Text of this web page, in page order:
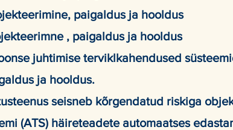
paigaldus ja hooldus
, paigaldus ja hooldus
juhtimise terviklkahendused
ja hooldus.
seisneb kõrgendatud riskiga
(ATS) häireteadete automaatses